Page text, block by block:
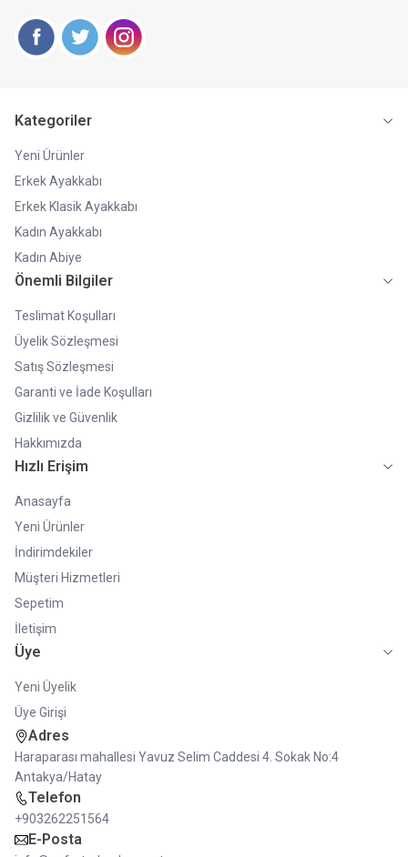
FacebookTwitterInstagram
Kategoriler
Yeni Ürünler
Erkek Ayakkabı
Erkek Klasik Ayakkabı
Kadın Ayakkabı
Kadın Abiye
Önemli Bilgiler
Teslimat Koşulları
Üyelik Sözleşmesi
Satış Sözleşmesi
Garanti ve İade Koşulları
Gizlilik ve Güvenlik
Hakkımızda
Hızlı Erişim
Anasayfa
Yeni Ürünler
İndirimdekiler
Müşteri Hizmetleri
Sepetim
İletişim
Üye
Yeni Üyelik
Üye Girişi
Adres
Haraparası mahallesi Yavuz Selim Caddesi 4. Sokak No:4
Antakya/Hatay
Telefon
+903262251564
E-Posta